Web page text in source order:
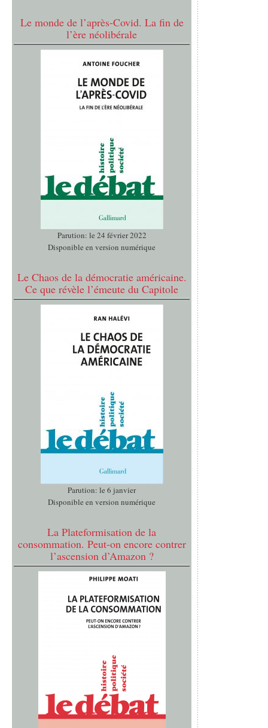
Le monde de l’après-Covid. La fin de
l’ère néolibérale
Parution: le 24 février 2022
Disponible en version numérique
Le Chaos de la démocratie américaine.
Ce que révèle l’émeute du Capitole
Parution: le 6 janvier
Disponible en version numérique
La Plateformisation de la
consommation. Peut-on encore contrer
l’ascension d’Amazon ?